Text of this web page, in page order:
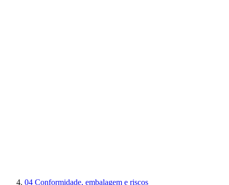
04 Conformidade, embalagem e riscos